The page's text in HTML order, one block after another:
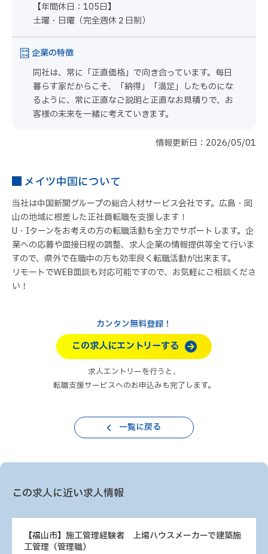
【年間休日：105日】
土曜・日曜（完全週休２日制）
企業の特徴
同社は、常に「正直価格」で向き合っています。毎日
暮らす家だからこそ、「納得」「満足」したものにな
るように、常に正直なご説明と正直なお見積りで、お
客様の未来を一緒に考えていきます。
情報更新日：2026/05/01
メイツ中国について
当社は中国新聞グループの総合人材サービス会社です。広島・岡
山の地域に根差した正社員転職を支援します！
U・Iターンをお考えの方の転職活動も全力でサポートします。企
業への応募や面接日程の調整、求人企業の情報提供等全て行いま
すので、県外で在職中の方も効率良く転職活動が出来ます。
リモートでWEB面談も対応可能ですので、お気軽にご相談くださ
い！
カンタン無料登録！
この求人にエントリーする
求人エントリーを行うと、
転職支援サービスへのお申込みも完了します。
一覧に戻る
この求人に近い求人情報
【福山市】施工管理経験者 上場ハウスメーカーで建築施
工管理（管理職）